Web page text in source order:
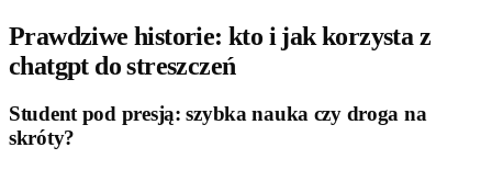
Prawdziwe historie: kto i jak korzysta z
chatgpt do streszczeń
Student pod presją: szybka nauka czy droga na
skróty?